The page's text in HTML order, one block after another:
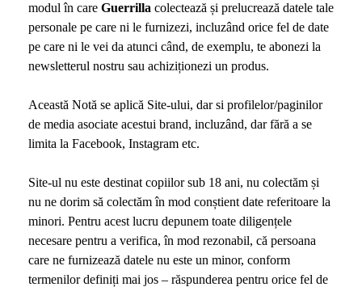
modul în care Guerrilla colectează și prelucrează datele tale
personale pe care ni le furnizezi, incluzând orice fel de date
pe care ni le vei da atunci când, de exemplu, te abonezi la
newsletterul nostru sau achiziționezi un produs.
Această Notă se aplică Site-ului, dar si profilelor/paginilor
de media asociate acestui brand, incluzând, dar fără a se
limita la Facebook, Instagram etc.
Site-ul nu este destinat copiilor sub 18 ani, nu colectăm și
nu ne dorim să colectăm în mod conștient date referitoare la
minori. Pentru acest lucru depunem toate diligențele
necesare pentru a verifica, în mod rezonabil, că persoana
care ne furnizează datele nu este un minor, conform
termenilor definiți mai jos – răspunderea pentru orice fel de